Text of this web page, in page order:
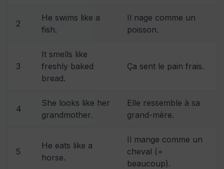
2
He swims like a
fish.
Il nage comme un
poisson.
3
It smells like
freshly baked
bread.
Ça sent le pain frais.
4
She looks like her
grandmother.
Elle ressemble à sa
grand-mère.
5
He eats like a
horse.
Il mange comme un
cheval (=
beaucoup).